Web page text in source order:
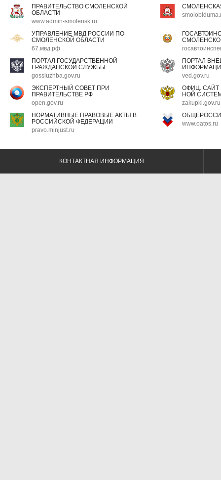
ПРАВИТЕЛЬСТВО СМОЛЕНСКОЙ
ОБЛАСТИ
www.admin-smolensk.ru
УПРАВЛЕНИЕ МВД РОССИИ ПО
СМОЛЕНСКОЙ ОБЛАСТИ
67.мвд.рф
ПОРТАЛ ГОСУДАРСТВЕННОЙ
ГРАЖДАНСКОЙ СЛУЖБЫ
gossluzhba.gov.ru
ПОРТАЛ
ved.gov.ru
ЭКСПЕРТНЫЙ СОВЕТ ПРИ
ПРАВИТЕЛЬСТВЕ РФ
open.gov.ru
ОФИЦ.
НОЙ
zakupki.gov.ru
НОРМАТИВНЫЕ ПРАВОВЫЕ АКТЫ В
РОССИЙСКОЙ ФЕДЕРАЦИИ
pravo.minjust.ru
www.oatos.ru
КОНТАКТНАЯ ИНФОРМАЦИЯ